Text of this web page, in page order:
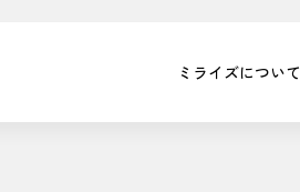
ミライズについて